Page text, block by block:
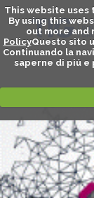
This website uses
By using this
out more and
PolicyQuesto sito
Continuando la
saperne di piú